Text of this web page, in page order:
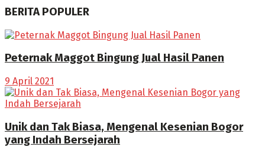
BERITA POPULER
Peternak Maggot Bingung Jual Hasil Panen
9 April 2021
Unik dan Tak Biasa, Mengenal Kesenian Bogor
yang Indah Bersejarah